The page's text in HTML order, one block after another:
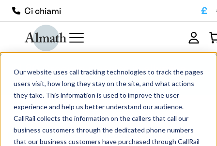
Our website uses call tracking technologies to track the pages
users visit, how long they stay on the site, and what actions
they take. This information is used to improve the user
experience and help us better understand our audience.
CallRail collects the information on the callers that call our
business customers through the dedicated phone numbers
that our business customers have purchased through CallRail
Ci chiami £
CL80 Crogiolo classico in allumina
350ml
Allumina MGO Zirconia ZTA